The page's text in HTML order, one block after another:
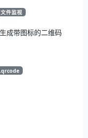
文件监视
成带图标的二维码